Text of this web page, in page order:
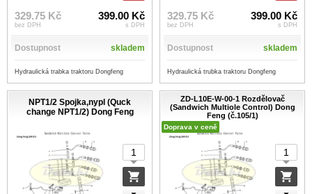
329.75 Kč
bez DPH
399.00 Kč
s DPH
Dostupnost skladem
Hydraulická trabka traktoru Dongfeng
329.75 Kč
bez DPH
399.00 Kč
s DPH
Dostupnost skladem
Hydraulická trubka traktoru Dongfeng
NPT1/2 Spojka,nypl (Quck
change NPT1/2) Dong Feng
ZD-L10E-W-00-1 Rozdělovač
(Sandwich Multiole Control) Dong
Feng (č.105/1)
Doprava v ceně